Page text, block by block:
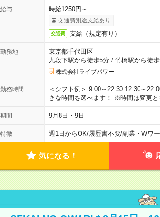
給与 時給1250円～
交通費別途支給あり
交通費 支給（規定有り）
勤務地
東京都千代田区
九段下駅から徒歩5分/ 竹橋駅から徒
株式会社ライブパワー
勤務時間
＜シフト例＞ 9:00～22:30 12:30～
きな時間を選べます！ ※時間は変更
期間 9月8日・9日
特徴 週1日からOK/履歴書不要/副業・Wワ
気になる！